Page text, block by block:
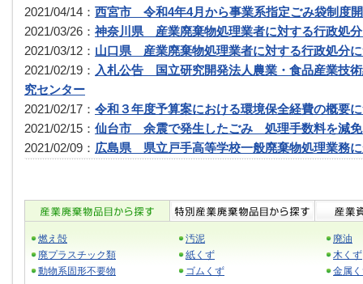
2021/04/14： 西宮市 令和4年4月から事業系指定ごみ袋制度
2021/03/26： 神奈川県 産業廃棄物処理業者に対する行政処
2021/03/12： 山口県 産業廃棄物処理業者に対する行政処分
2021/02/19： 入札公告 国立研究開発法人農業・食品産業技
究センター
2021/02/17： 令和３年度予算案における環境保全経費の概要
2021/02/15： 仙台市 余震で発生したごみ 処理手数料を減免
2021/02/09： 広島県 県立戸手高等学校一般廃棄物処理業務
燃え殻 汚泥
廃油
廃プラスチック類
紙くず
木くず
動物系固形不要物
ゴムくず 金属